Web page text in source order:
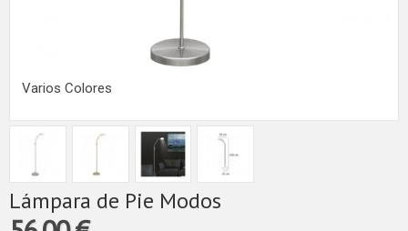
Varios Colores
Lámpara de Pie Modos